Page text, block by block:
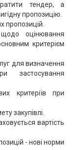
тендер, а
пропозицію.
пропозицій.
оцінювання
критерієм
для визначення
застосування
критеріїв при
закупівлі.
вартість
- нові норми